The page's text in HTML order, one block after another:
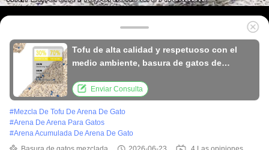
Tofu de alta calidad y respetuoso con el
medio ambiente, basura de gatos de
rendimiento de aglomeración
Enviar Consulta
#Mezcla De Tofu De Arena De Gato
#Arena De Arena Para Gatos
#Arena Acumulada De Arena De Gato